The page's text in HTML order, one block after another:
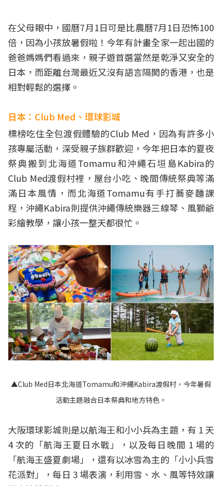
在父母眼中，國曆7月1日可是比農曆7月1日恐怖100
倍，因為小孩放暑假啦！今年有計畫全家一起出國的
爸爸媽媽們看過來，親子遊首選當然是乾淨又安全的
日本，而距離台灣最近又沒有語言隔閡的香港，也是
相對輕鬆的選擇。
日本：Club Med、環球影城
標榜吃住全包渡假體驗的Club Med，因為有許多小
孩專屬活動，深受親子族群歡迎，今年把日本的夏夜
祭典搬到北海道Tomamu和沖繩石垣島Kabira的
Club Med渡假村裡，屋台小吃、晚間傳統祭典等滿
滿日本風情，而北海道Tomamu有手打蕎麥麵課
程，沖繩Kabira則提供沖繩傳統樂器三線琴、風獅爺
彩繪教學，讓小孩一整天都很忙。
▲Club Med日本北海道Tomamu和沖繩Kabira渡假村，今年暑假
活動主題融合日本祭典和地方特色。
大阪環球影城則是以航海王和小小兵為主題，有 1 天
4 次的「航海王夏日水戰」，以及每日晚間 1 場的
「航海王盛夏劇場」，還有以冰雪為主的「小小兵雪
花派對」，每日 3 場表演，利用雪、水、風等特效讓